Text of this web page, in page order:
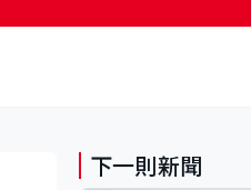
下一則新聞